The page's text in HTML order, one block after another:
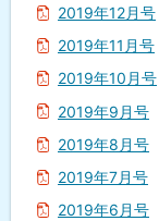
2019年12月号
2019年11月号
2019年10月号
2019年9月号
2019年8月号
2019年7月号
2019年6月号